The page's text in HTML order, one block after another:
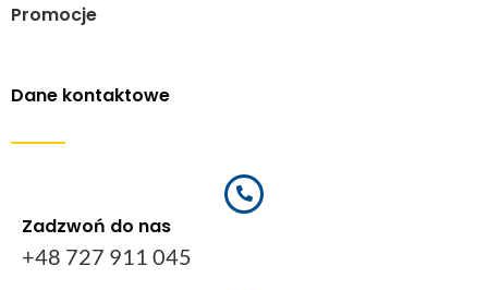
Promocje
Dane kontaktowe
Zadzwoń do nas
+48 727 911 045